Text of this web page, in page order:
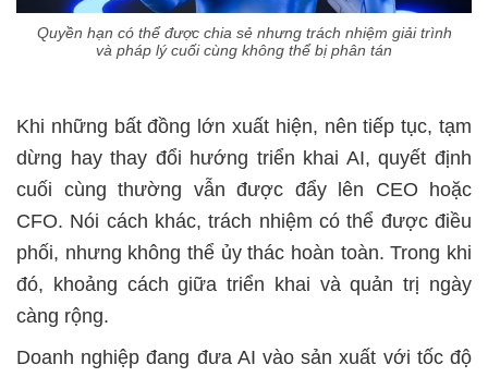
Quyền hạn có thể được chia sẻ nhưng trách nhiệm giải trình
và pháp lý cuối cùng không thể bị phân tán
Khi những bất đồng lớn xuất hiện, nên tiếp tục, tạm
dừng hay thay đổi hướng triển khai AI, quyết định
cuối cùng thường vẫn được đẩy lên CEO hoặc
CFO. Nói cách khác, trách nhiệm có thể được điều
phối, nhưng không thể ủy thác hoàn toàn. Trong khi
đó, khoảng cách giữa triển khai và quản trị ngày
càng rộng.
Doanh nghiệp đang đưa AI vào sản xuất với tốc độ